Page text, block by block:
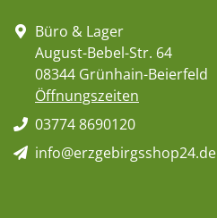
Büro & Lager
August-Bebel-Str. 64
08344 Grünhain-Beierfeld
Öffnungszeiten
03774 8690120
info@erzgebirgsshop24.de